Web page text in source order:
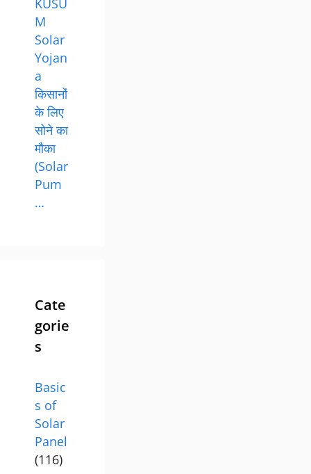
M
Solar
Yojan
a
किसानों
के लिए
सोने का
मौका
(Solar
Pum
…
Cate
gorie
s
Basic
s of
Solar
Panel
(116)